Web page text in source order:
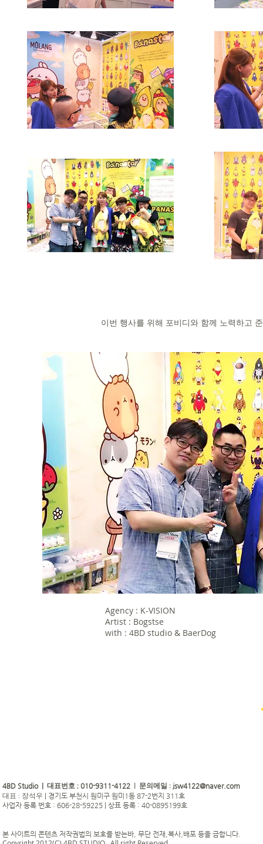
이번 행사를 위해 포비디와 함께 노력하고
Agency : K-VISION
Artist : Bogstse
with : 4BD studio & BaerDog
4BD Studio | 대표번호 ; 010-9311-4122 | 문의메일 : jsw4122@naver.com
대표 : 장석우
경기도 부천시 원미구 원미1동 87-2번지 311호
사업자 등록 번호 : 606-28-59225 | 상표 등록 : 40-0895199호
본 사이트의 콘텐츠 저작권법의 보호를 받는바, 무단 전재,복사,배포 등을 금합니다.